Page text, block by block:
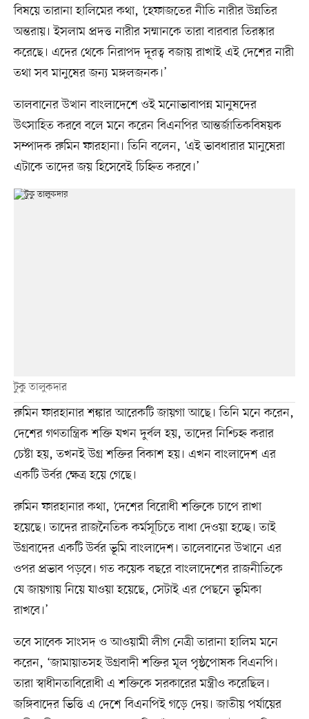
বিষয়ে তারানা হালিমের কথা, ‘হেফাজতের নীতি নারীর উন্নতির
অন্তরায়। ইসলাম প্রদত্ত নারীর সম্মানকে তারা বারবার তিরস্কার
করেছে। এদের থেকে নিরাপদ দূরত্ব বজায় রাখাই এই দেশের নারী
তথা সব মানুষের জন্য মঙ্গলজনক।’
তালবানের উত্থান বাংলাদেশে ওই মনোভাবাপন্ন মানুষদের
উৎসাহিত করবে বলে মনে করেন বিএনপির আন্তর্জাতিকবিষয়ক
সম্পাদক রুমিন ফারহানা। তিনি বলেন, ‘এই ভাবধারার মানুষেরা
এটাকে তাদের জয় হিসেবেই চিহ্নিত করবে।’
টুকু তালুকদার
রুমিন ফারহানার শঙ্কার আরেকটি জায়গা আছে। তিনি মনে করেন,
দেশের গণতান্ত্রিক শক্তি যখন দুর্বল হয়, তাদের নিশ্চিহ্ন করার
চেষ্টা হয়, তখনই উগ্র শক্তির বিকাশ হয়। এখন বাংলাদেশ এর
একটি উর্বর ক্ষেত্র হয়ে গেছে।
রুমিন ফারহানার কথা, ‘দেশের বিরোধী শক্তিকে চাপে রাখা
হয়েছে। তাদের রাজনৈতিক কর্মসূচিতে বাধা দেওয়া হচ্ছে। তাই
উগ্রবাদের একটি উর্বর ভূমি বাংলাদেশ। তালেবানের উত্থানে এর
ওপর প্রভাব পড়বে। গত কয়েক বছরে বাংলাদেশের রাজনীতিকে
যে জায়গায় নিয়ে যাওয়া হয়েছে, সেটাই এর পেছনে ভূমিকা
রাখবে।’
তবে সাবেক সাংসদ ও আওয়ামী লীগ নেত্রী তারানা হালিম মনে
করেন, ‘জামায়াতসহ উগ্রবাদী শক্তির মূল পৃষ্ঠপোষক বিএনপি।
তারা স্বাধীনতাবিরোধী এ শক্তিকে সরকারের মন্ত্রীও করেছিল।
জঙ্গিবাদের ভিত্তি এ দেশে বিএনপিই গড়ে দেয়। জাতীয় পর্যায়ের